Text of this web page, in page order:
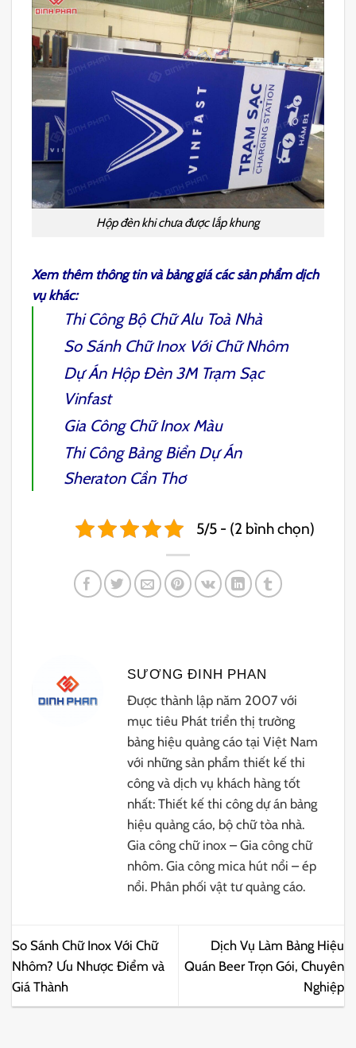
Hộp đèn khi chưa được lắp khung
Xem thêm thông tin và bảng giá các sản phẩm dịch
vụ khác:
Thi Công Bộ Chữ Alu Toà Nhà
So Sánh Chữ Inox Với Chữ Nhôm
Dự Án Hộp Đèn 3M Trạm Sạc
Vinfast
Gia Công Chữ Inox Màu
Thi Công Bảng Biển Dự Án
Sheraton Cần Thơ
5/5 - (2 bình chọn)
SƯƠNG ĐINH PHAN
Được thành lập năm 2007 với
mục tiêu Phát triển thị trường
bảng hiệu quảng cáo tại Việt Nam
với những sản phẩm thiết kế thi
công và dịch vụ khách hàng tốt
nhất: Thiết kế thi công dự án bảng
hiệu quảng cáo, bộ chữ tòa nhà.
Gia công chữ inox – Gia công chữ
nhôm. Gia công mica hút nổi – ép
nổi. Phân phối vật tư quảng cáo.
So Sánh Chữ Inox Với Chữ
Nhôm? Ưu Nhược Điểm và
Giá Thành
Dịch Vụ Làm Bảng Hiệu
Quán Beer Trọn Gói, Chuyên
Nghiệp